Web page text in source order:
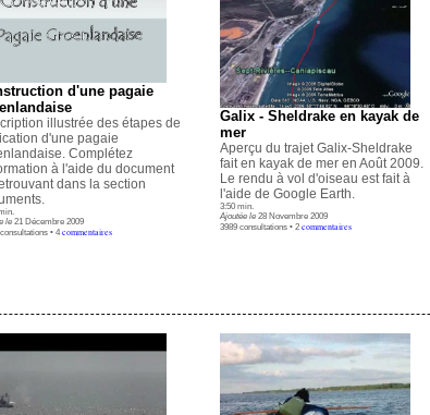
d'une pagaie
illustrée des étapes de
d'une pagaie
Complétez
à l'aide du document
dans la section
le 21 Décembre 2009
• 4 commentaires
Galix - Sheldrake en kayak de
mer
Aperçu du trajet Galix-Sheldrake
fait en kayak de mer en Août 2009.
Le rendu à vol d'oiseau est fait à
l'aide de Google Earth.
3:50 min.
Ajoutée le 28 Novembre 2009
3989 consultations • 2 commentaires